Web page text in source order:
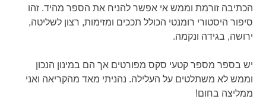
הכתיבה זורמת וממש אי אפשר להניח את הספר מהיד. זהו
סיפור היסטורי רומנטי הכולל תככים ומזימות, רצון לשליטה,
ירושה, בגידה ונקמה.
יש בספר מספר קטעי סקס מפורטים אך הם במינון הנכון
וממש לא משתלטים על העלילה. נהניתי מאד מהקריאה ואני
ממליצה בחום!